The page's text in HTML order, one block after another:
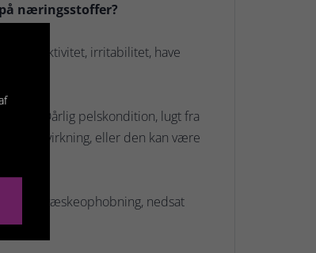
næringsstoffer?
hyperaktivitet, irritabilitet, have
Dårlig pelskondition, lugt fra
påvirkning, eller den kan være
væskeophobning, nedsat